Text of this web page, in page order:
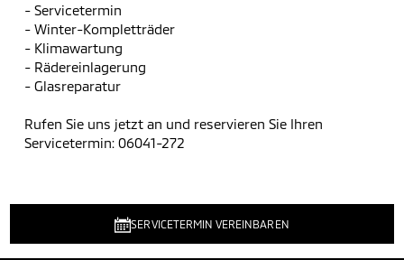
- Servicetermin
- Winter-Kompletträder
- Klimawartung
- Rädereinlagerung
- Glasreparatur
Rufen Sie uns jetzt an und reservieren Sie Ihren
Servicetermin: 06041-272
SERVICETERMIN VEREINBAREN